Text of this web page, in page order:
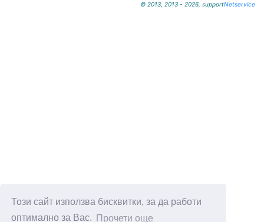
Този сайт използва бисквитки, за да работи
оптимално за Вас.
Прочети още
© 2013, 2013 - 2026, supportNetservice